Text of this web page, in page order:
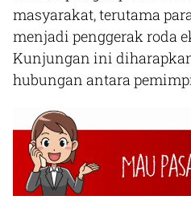
masyarakat, terutama
menjadi penggerak roda
Kunjungan ini
hubungan antara